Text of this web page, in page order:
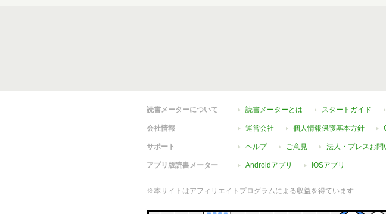
読書メーターについて 読書メーターとは スタートガイド
会社情報 運営会社 個人情報保護基本方針
サポート ヘルプ ご意見 法人・プレスお問
アプリ版読書メーター Androidアプリ iOSアプリ
※本サイトはアフィリエイトプログラムによる収益を得ています